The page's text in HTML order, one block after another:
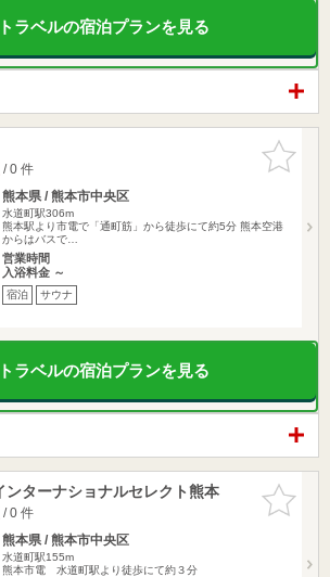
ラベルの宿泊プランを見る
お気に入
りに追加
/ 0 件
熊本県 / 熊本市中央区
水道町駅306m
熊本駅より市電で「通町筋」から徒歩にて約5分 熊本空港
からはバスで…
営業時間
入浴料金 ～
宿泊 サウナ
ラベルの宿泊プランを見る
お気に入
りに追加
ンターナショナルセレクト熊本
/ 0 件
熊本県 / 熊本市中央区
水道町駅155m
熊本市電 水道町駅より徒歩にて約３分